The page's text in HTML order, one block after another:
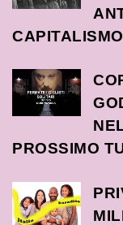
CAPITALISMO
PROSSIMO